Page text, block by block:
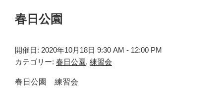
春日公園
開催日: 2020年10月18日 9:30 AM - 12:00 PM
カテゴリー: 春日公園, 練習会
春日公園 練習会